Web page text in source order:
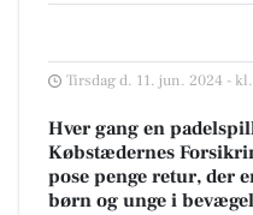
Tirsdag d. 11. jun. 2024 -
Hver gang en
Købstædernes
pose penge retur, der
børn og unge i